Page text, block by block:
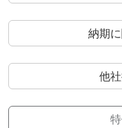
納期
他